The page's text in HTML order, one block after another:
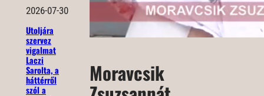
2026-07-30
Utoljára
szervez
vigalmat
Laczi
Sarolta, a
háttérről
szól a
Moravcsik